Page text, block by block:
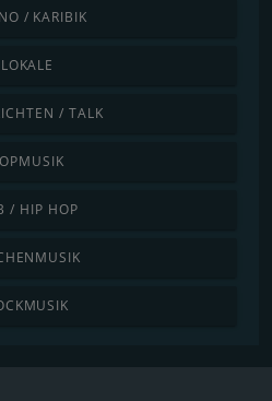
/ KARIBIK
LOKALE
/ TALK
/ HIP HOP